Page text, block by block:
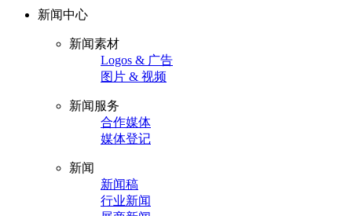
新闻中心
新闻素材
Logos & 广告
图片 & 视频
新闻服务
合作媒体
媒体登记
新闻
新闻稿
行业新闻